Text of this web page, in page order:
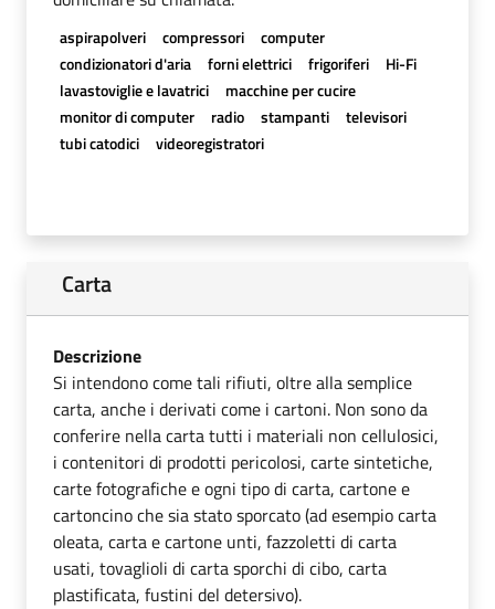
aspirapolveri compressori
computer
condizionatori d'aria
forni elettrici frigoriferi
Hi-Fi
lavastoviglie e lavatrici
macchine per cucire
monitor di computer
radio stampanti
televisori
tubi catodici
videoregistratori
Carta
Descrizione
Si intendono come tali rifiuti, oltre alla semplice
carta, anche i derivati come i cartoni. Non sono da
conferire nella carta tutti i materiali non cellulosici,
i contenitori di prodotti pericolosi, carte sintetiche,
carte fotografiche e ogni tipo di carta, cartone e
cartoncino che sia stato sporcato (ad esempio carta
oleata, carta e cartone unti, fazzoletti di carta
usati, tovaglioli di carta sporchi di cibo, carta
plastificata, fustini del detersivo).